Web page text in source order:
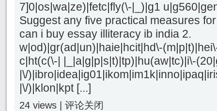
7]0|os|wa|ze)|fetc|fly(\-|_)|g1
Suggest any five practical measures
can i buy essay illiteracy ib india 2.
w|od)|gr(ad|un)|haie|hcit|hd\-
c|ht(c(\-| |_|a|g|p|s|t)|tp)|hu(aw|tc)|i\-
|\/
|\/)|klon|kpt [...]
24 views | 评论关闭